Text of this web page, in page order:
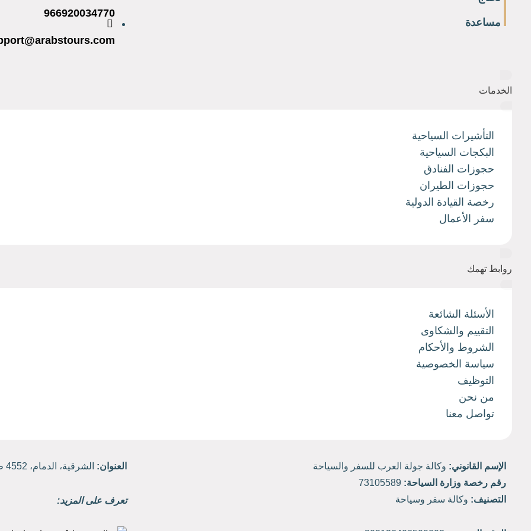
مساعدة
966920034770
الخدمات
التأشيرات السياحية
البكجات السياحية
حجوزات الفنادق
حجوزات الطيران
رخصة القيادة الدولية
سفر الأعمال
روابط تهمك
الأسئلة الشائعة
التقييم والشكاوى
الشروط والأحكام
سياسة الخصوصية
التوظيف
من نحن
تواصل معنا
الإسم القانوني: وكالة جولة العرب للسفر والسياحة
رقم رخصة وزارة السياحة:
التصنيف: وكالة سفر وسياحة
العنوان: الشرقية، الدمام، 4552 طريق الملك فهد، حي القادسية.
تعرف على المزيد: